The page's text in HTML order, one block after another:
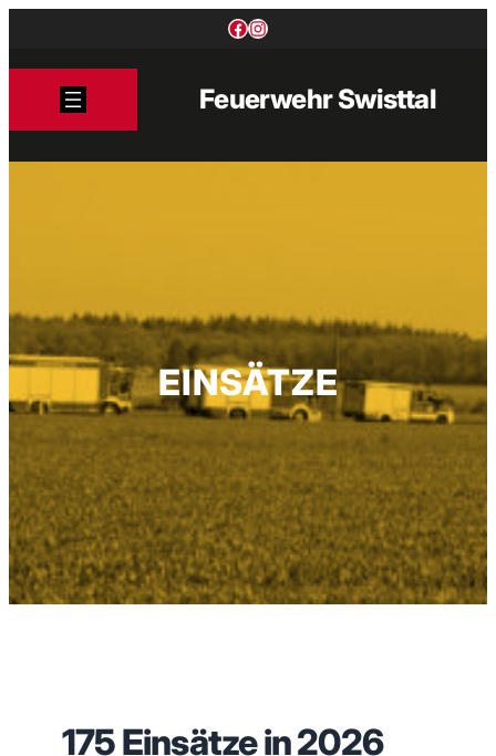
Facebook
Instagram
Feuerwehr Swisttal
EINSÄTZE
175 Einsätze in 2026